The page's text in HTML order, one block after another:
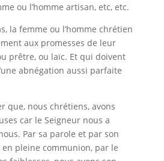
ou l’homme artisan, etc, etc.
la femme ou l’homme chrétien
aux promesses de leur
prêtre, ou laïc. Et qui doivent
abnégation aussi parfaite
que, nous chrétiens, avons
car le Seigneur nous a
Par sa parole et par son
pleine communion, par le